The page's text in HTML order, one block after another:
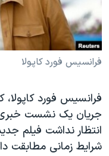
اقتصادی
علم و فناوری
اسرائیل در جنگ
آرشیو پخش زنده
حمله جمهوری اسلامی به
رمز مهسا
ورزش زنان در ایران
مجموعه مستندهای
تریبونال مردمی آبان ۹۸
دادگاه حمید نوری
زبانهای مختلف
فرانسیس فورد کاپولا
فرانسیس فورد کاپولا،
جریان یک نشست
انتظار نداشت فیلم
شرایط زمانی مطابقت